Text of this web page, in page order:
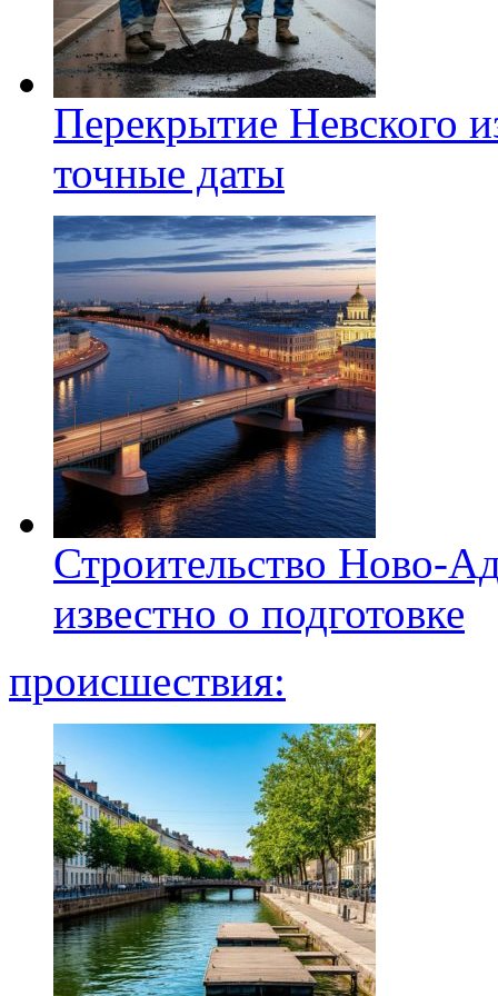
Перекрытие Невского
точные даты
Строительство Ново-
известно о подготовке
происшествия: